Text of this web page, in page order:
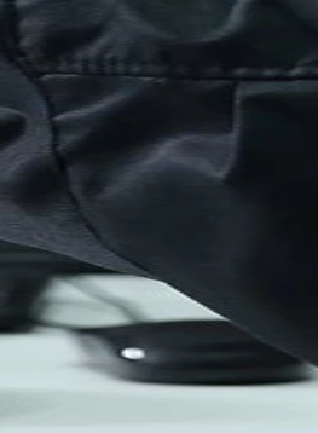
Bremen